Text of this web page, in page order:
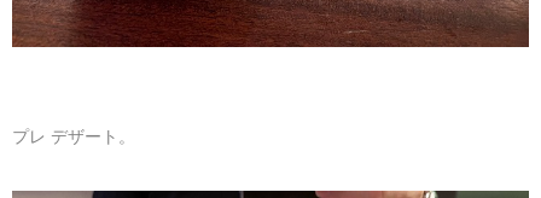
プレ デザート。